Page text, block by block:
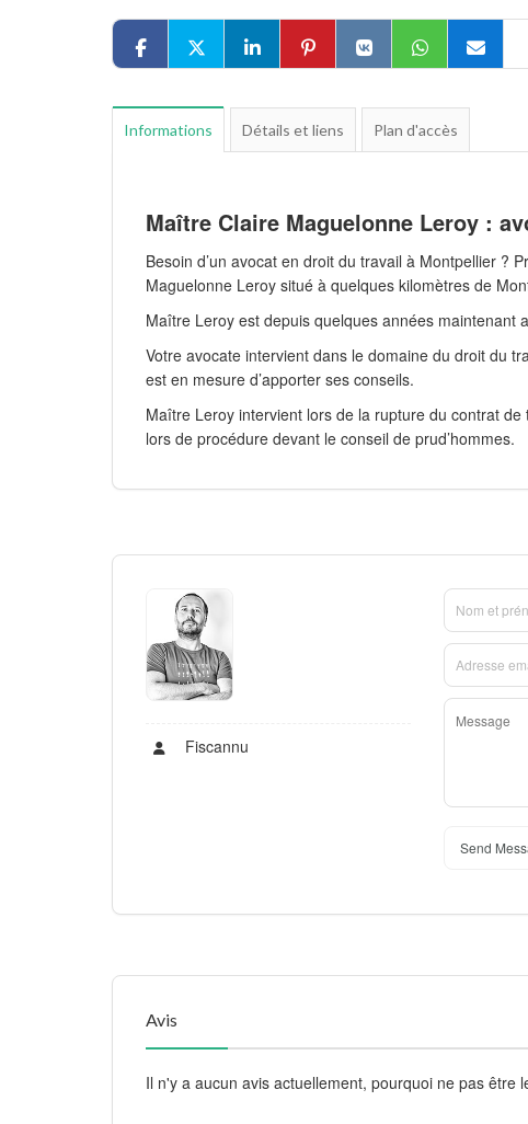
Informations Détails et liens Plan d'accès
Maître Claire Maguelonne Leroy :
Besoin d’un avocat en droit du travail à Montpellier ?
Maguelonne Leroy situé à quelques kilomètres de
Maître Leroy est depuis quelques années maintenant
Votre avocate intervient dans le domaine du droit du
est en mesure d’apporter ses conseils.
Maître Leroy intervient lors de la rupture du contrat
lors de procédure devant le conseil de prud’hommes.
Fiscannu
Send
Avis
Il n'y a aucun avis actuellement, pourquoi ne pas être